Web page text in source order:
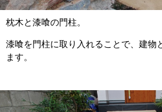
枕木と漆喰の門柱。
漆喰を門柱に取り入れることで、建物
ます。